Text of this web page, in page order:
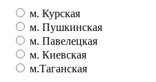
м. Курская
м. Пушкинская
м. Павелецкая
м. Киевская
м.Таганская